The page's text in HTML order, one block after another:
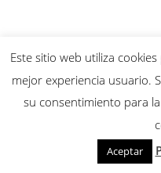
Aviso Legal Política de
Copyright
Este sitio web utiliza
mejor experiencia usuario.
su consentimiento para
Aceptar